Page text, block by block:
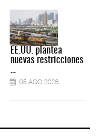
EE.UU. plantea
nuevas restricciones
05 AGO 2026